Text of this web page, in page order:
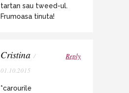
tartan sau tweed-ul.
Frumoasa tinuta!
Cristina /
01.10.2015
Reply
*carourile